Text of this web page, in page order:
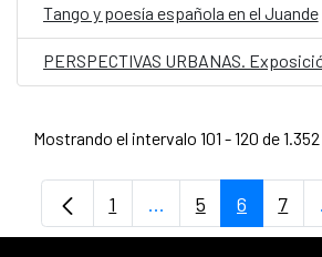
Tango y poesía española en el Juande
Mostrando el intervalo 101 - 120 de
Página
1 ...PáginasPágina
5 Página
6 7